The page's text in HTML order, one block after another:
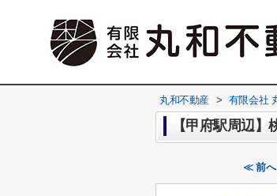
丸和不動産 > 有限会社
【甲府駅周辺】
≪ 前へ